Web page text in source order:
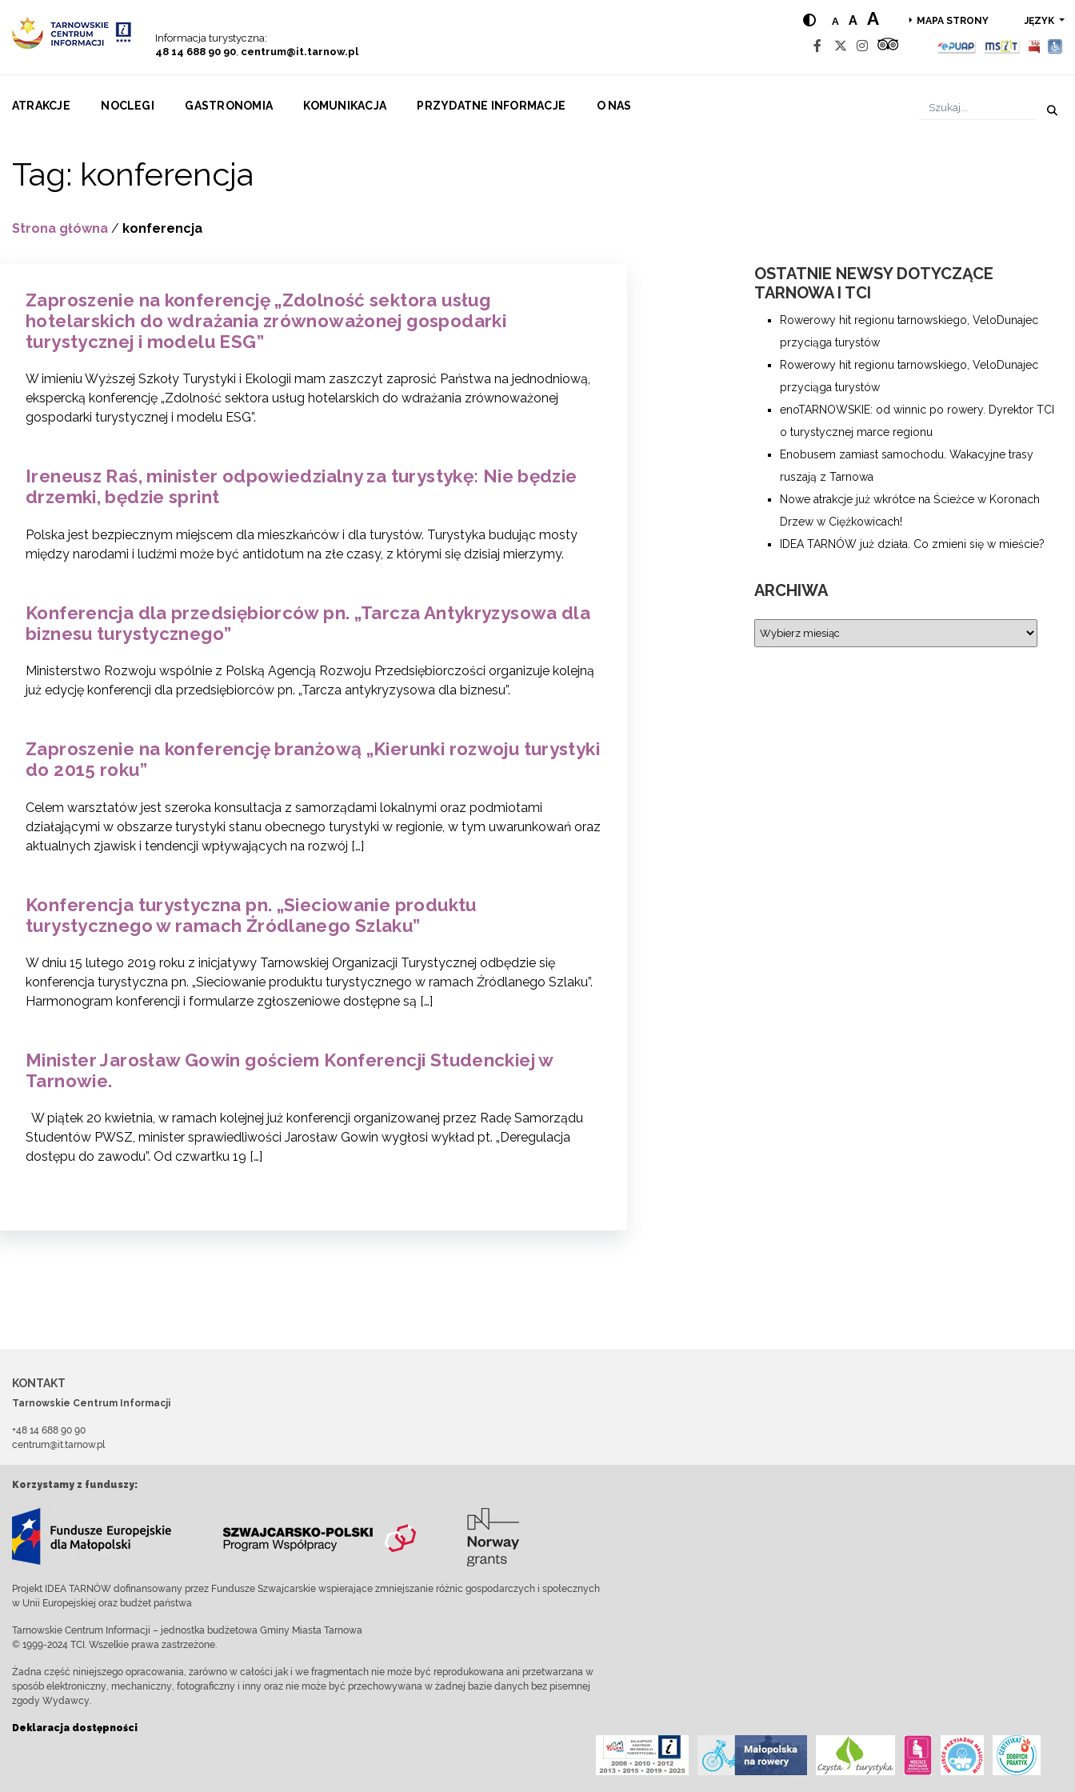
Informacja turystyczna:
48 14 688 90 90, centrum@it.tarnow.pl
A A A MAPA STRONY JĘZYK
ATRAKCJE NOCLEGI GASTRONOMIA KOMUNIKACJA PRZYDATNE INFORMACJE O NAS
Tag: konferencja
Strona główna / konferencja
Zaproszenie na konferencję „Zdolność sektora usług
hotelarskich do wdrażania zrównoważonej gospodarki
turystycznej i modelu ESG”
W imieniu Wyższej Szkoły Turystyki i Ekologii mam zaszczyt zaprosić Państwa na jednodniową,
ekspercką konferencję „Zdolność sektora usług hotelarskich do wdrażania zrównoważonej
gospodarki turystycznej i modelu ESG”.
Ireneusz Raś, minister odpowiedzialny za turystykę: Nie będzie
drzemki, będzie sprint
Polska jest bezpiecznym miejscem dla mieszkańców i dla turystów. Turystyka budując mosty
między narodami i ludźmi może być antidotum na złe czasy, z którymi się dzisiaj mierzymy.
Konferencja dla przedsiębiorców pn. „Tarcza Antykryzysowa dla
biznesu turystycznego”
Ministerstwo Rozwoju wspólnie z Polską Agencją Rozwoju Przedsiębiorczości organizuje kolejną
już edycję konferencji dla przedsiębiorców pn. „Tarcza antykryzysowa dla biznesu”.
Zaproszenie na konferencję branżową „Kierunki rozwoju turystyki
do 2015 roku”
Celem warsztatów jest szeroka konsultacja z samorządami lokalnymi oraz podmiotami
działającymi w obszarze turystyki stanu obecnego turystyki w regionie, w tym uwarunkowań oraz
aktualnych zjawisk i tendencji wpływających na rozwój […]
Konferencja turystyczna pn. „Sieciowanie produktu
turystycznego w ramach Źródlanego Szlaku”
W dniu 15 lutego 2019 roku z inicjatywy Tarnowskiej Organizacji Turystycznej odbędzie się
konferencja turystyczna pn. „Sieciowanie produktu turystycznego w ramach Źródlanego Szlaku”.
Harmonogram konferencji i formularze zgłoszeniowe dostępne są […]
Minister Jarosław Gowin gościem Konferencji Studenckiej w
Tarnowie.
W piątek 20 kwietnia, w ramach kolejnej już konferencji organizowanej przez Radę Samorządu
Studentów PWSZ, minister sprawiedliwości Jarosław Gowin wygłosi wykład pt. „Deregulacja
dostępu do zawodu”. Od czwartku 19 […]
OSTATNIE NEWSY DOTYCZĄCE
TARNOWA I TCI
Rowerowy hit regionu tarnowskiego, VeloDunajec
przyciąga turystów
Rowerowy hit regionu tarnowskiego, VeloDunajec
przyciąga turystów
enoTARNOWSKIE: od winnic po rowery. Dyrektor TCI
o turystycznej marce regionu
Enobusem zamiast samochodu. Wakacyjne trasy
ruszają z Tarnowa
Nowe atrakcje już wkrótce na Ścieżce w Koronach
Drzew w Ciężkowicach!
IDEA TARNÓW już działa. Co zmieni się w mieście?
ARCHIWA
KONTAKT
Tarnowskie Centrum Informacji
+48 14 688 90 90
centrum@it.tarnow.pl
Korzystamy z funduszy:
Projekt IDEA TARNÓW dofinansowany przez Fundusze Szwajcarskie wspierające zmniejszanie różnic gospodarczych i społecznych
w Unii Europejskiej oraz budżet państwa
Tarnowskie Centrum Informacji – jednostka budżetowa Gminy Miasta Tarnowa
© 1999-2024 TCI. Wszelkie prawa zastrzeżone.
Żadna część niniejszego opracowania, zarówno w całości jak i we fragmentach nie może być reprodukowana ani przetwarzana w
sposób elektroniczny, mechaniczny, fotograficzny i inny oraz nie może być przechowywana w żadnej bazie danych bez pisemnej
zgody Wydawcy.
Deklaracja dostępności